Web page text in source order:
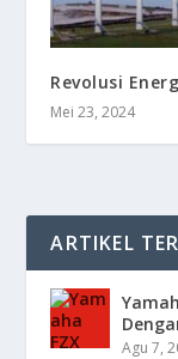
Revolusi
Mei 23, 2024
ARTIKEL
Agu 7,